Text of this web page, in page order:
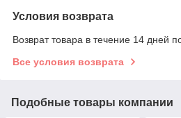
Условия возврата
Возврат товара в течение 14 дней
Все условия возврата
Подобные товары компании